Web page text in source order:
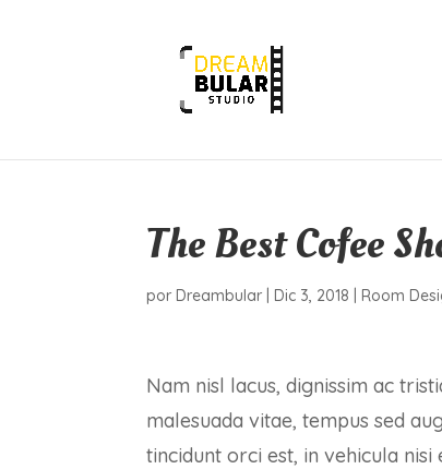
The Best Cofee
porDreambular |Dic 3, 2018 |Room
Nam nisl lacus, dignissim ac
malesuada vitae, tempus sed
tincidunt orci est, in vehicula